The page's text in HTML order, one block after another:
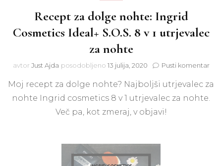
Recept za dolge nohte: Ingrid
Cosmetics Ideal+ S.O.S. 8 v 1 utrjevalec
za nohte
avtor Just Ajda posodobljeno 13 julija, 2020 Pusti komentarna
za
Moj recept za dolge nohte? Najboljši utrjevalec za
nohte Ingrid cosmetics 8 v 1 utrjevalec za nohte.
Več pa, kot zmeraj, v objavi!